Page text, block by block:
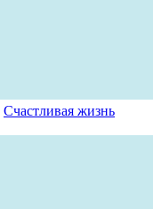
Счастливая жизнь